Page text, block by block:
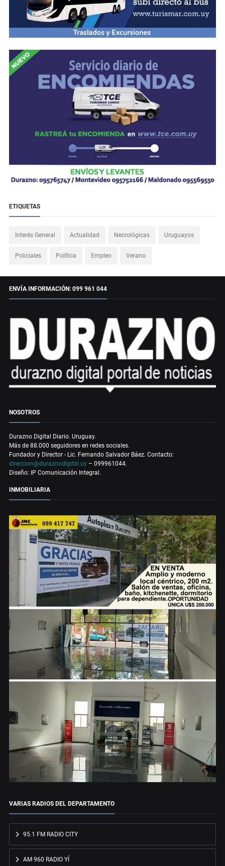
ETIQUETAS
Interés General Actualidad Necrológicas Uruguayos
Policiales Política Empleo Verano
ENVÍA INFORMACIÓN: 099 961 044
NOSOTROS
Durazno Digital Diario. Uruguay.
Más de 88.000 seguidores en redes sociales.
Fundador y Director - Lic. Fernando Salvador Báez. Contacto:
direccion@duraznodigital.uy – 099961044.
Diseño: IP Comunicación Integral.
INMOBILIARIA
VARIAS RADIOS DEL DEPARTAMENTO
95.1 FM RADIO CITY
AM 960 RADIO YÍ